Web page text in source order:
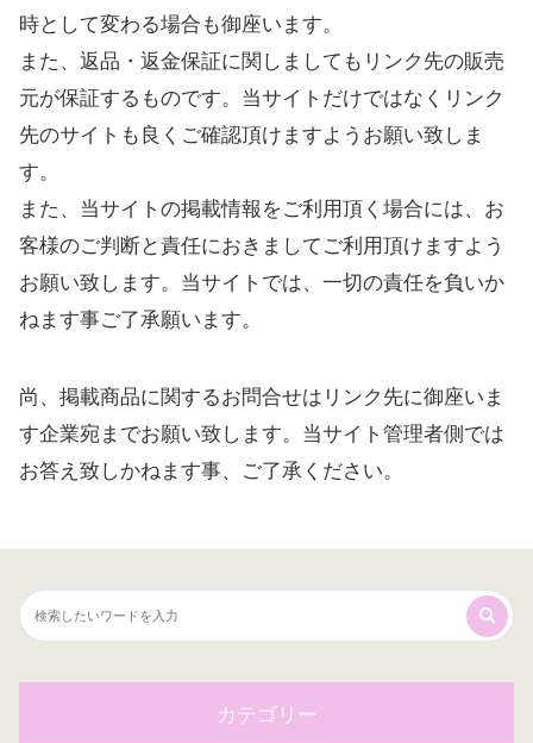
時として変わる場合も御座います。
また、返品・返金保証に関しましてもリンク先の販売
元が保証するものです。当サイトだけではなくリンク
先のサイトも良くご確認頂けますようお願い致しま
す。
また、当サイトの掲載情報をご利用頂く場合には、お
客様のご判断と責任におきましてご利用頂けますよう
お願い致します。当サイトでは、一切の責任を負いか
ねます事ご了承願います。
尚、掲載商品に関するお問合せはリンク先に御座いま
す企業宛までお願い致します。当サイト管理者側では
お答え致しかねます事、ご了承ください。
カテゴリー